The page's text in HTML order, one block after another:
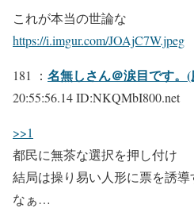
これが本当の世論な
https://i.imgur.com/JOAjC7W.jpeg
181 ： 名無しさん＠涙目です。
20:55:56.14 ID:NKQMbI800.net
>>1
都民に無茶な選択を押し付け
結局は操り易い人形に票を誘
なぁ…